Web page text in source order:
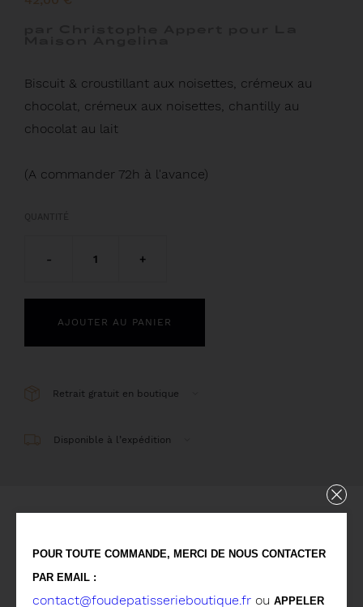
POUR TOUTE COMMANDE, MERCI DE NOUS CONTACTER
PAR EMAIL :
contact@foudepatisserieboutique.fr ou APPELER
Biscuit & croustillant aux noisettes, crémeux au
chocolat, crémeux aux noisettes, chantilly au
chocolat au lait
(A commander 72h à l'avance)
- 1 +
AJOUTER AU PANIER
Retrait gratuit en boutique
Disponible à l’expédition
Biscuit & croustillant aux noisettes, crémeux au